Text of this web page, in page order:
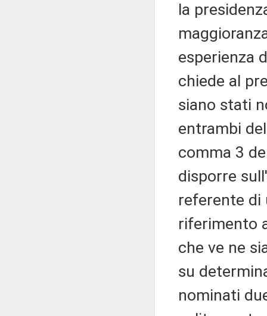
la
esperienza
chiede al
siano stati
entrambi
comma 3
disporre
referente di
riferimento
che ve ne
su
nominati